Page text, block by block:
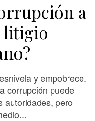
a
litigio
y empobrece.
corrupción puede
autoridades, pero